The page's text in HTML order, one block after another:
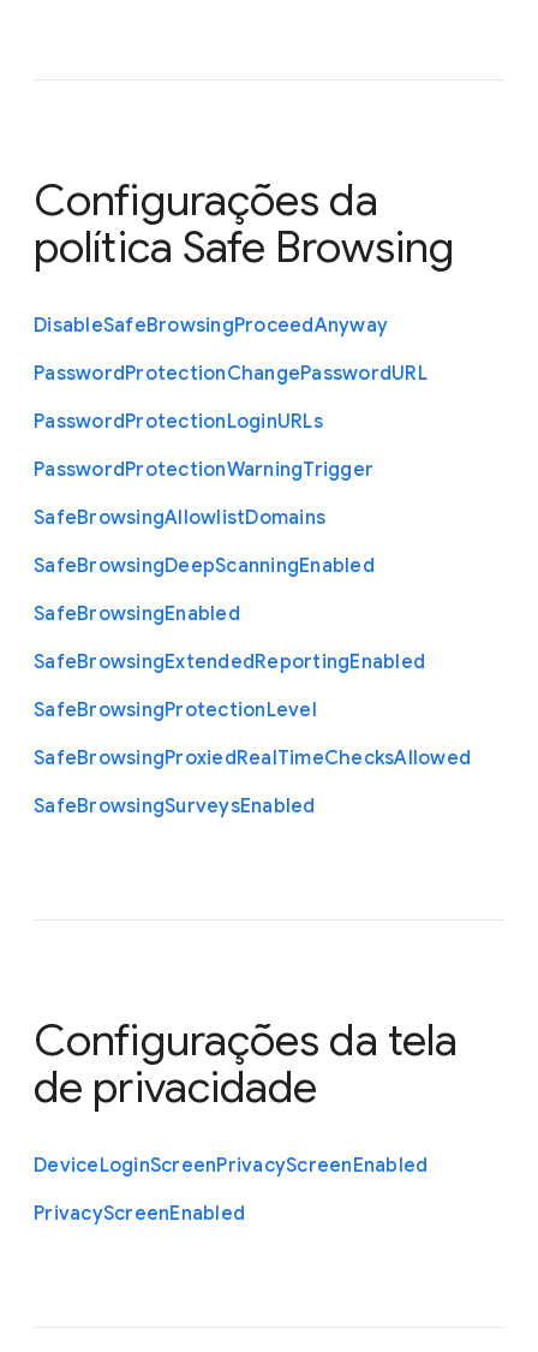
Configurações da
política Safe Browsing
DisableSafeBrowsingProceedAnyway
PasswordProtectionChangePasswordURL
PasswordProtectionLoginURLs
PasswordProtectionWarningTrigger
SafeBrowsingAllowlistDomains
SafeBrowsingDeepScanningEnabled
SafeBrowsingEnabled
SafeBrowsingExtendedReportingEnabled
SafeBrowsingProtectionLevel
SafeBrowsingProxiedRealTimeChecksAllowed
SafeBrowsingSurveysEnabled
Configurações da tela
de privacidade
DeviceLoginScreenPrivacyScreenEnabled
PrivacyScreenEnabled